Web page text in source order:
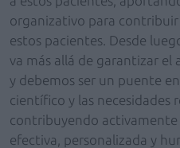
organizativo para
estos pacientes. Desde
va más allá de garantizar el
y debemos ser un puente
científico y las necesidades
contribuyendo activamente
efectiva, personalizada y